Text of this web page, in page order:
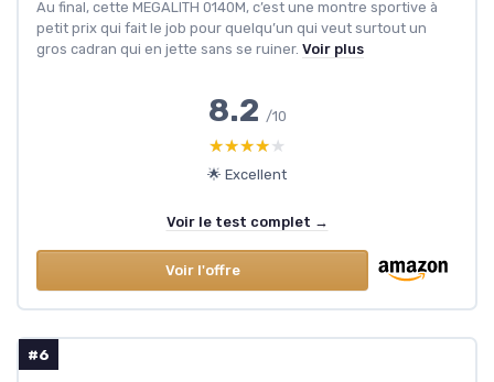
Au final, cette MEGALITH 0140M, c’est une montre sportive à
petit prix qui fait le job pour quelqu’un qui veut surtout un
gros cadran qui en jette sans se ruiner. Voir plus
8.2 /10
★★★★★
★★★★★
🌟 Excellent
Voir le test complet →
Voir l'offre
#6